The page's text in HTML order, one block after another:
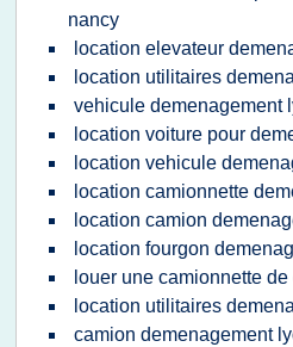
nancy
location elevateur
location utilitaires
vehicule demenagement
location voiture pour
location vehicule
location camionnette
location camion
location fourgon
louer une camionnette
location utilitaires
camion demenagement